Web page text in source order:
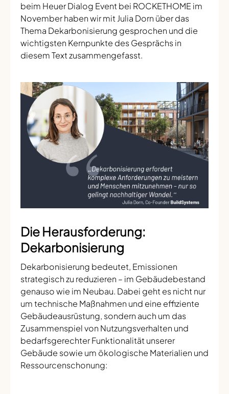
beim Heuer Dialog Event bei ROCKETHOME im
November haben wir mit Julia Dorn über das
Thema Dekarbonisierung gesprochen und die
wichtigsten Kernpunkte des Gesprächs in
diesem Text zusammengefasst.
Die Herausforderung:
Dekarbonisierung
Dekarbonisierung bedeutet, Emissionen
strategisch zu reduzieren – im Gebäudebestand
genauso wie im Neubau. Dabei geht es nicht nur
um technische Maßnahmen und eine effiziente
Gebäudeausrüstung, sondern auch um das
Zusammenspiel von Nutzungsverhalten und
bedarfsgerechter Funktionalität unserer
Gebäude sowie um ökologische Materialien und
Ressourcenschonung: